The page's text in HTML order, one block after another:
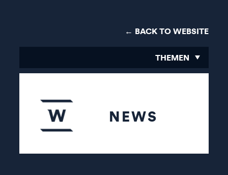
← BACK TO WEBSITE
THEMEN
NEWS